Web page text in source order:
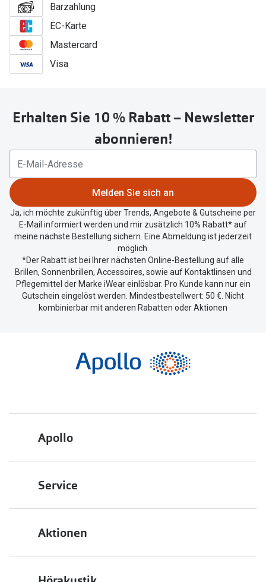
Barzahlung
EC-Karte
Mastercard
Visa
Erhalten Sie 10 % Rabatt – Newsletter
abonnieren!
Melden Sie sich an
Ja, ich möchte zukünftig über Trends, Angebote & Gutscheine per
E-Mail informiert werden und mir zusätzlich 10% Rabatt* auf
meine nächste Bestellung sichern. Eine Abmeldung ist jederzeit
möglich.
*Der Rabatt ist bei Ihrer nächsten Online-Bestellung auf alle
Brillen, Sonnenbrillen, Accessoires, sowie auf Kontaktlinsen und
Pflegemittel der Marke iWear einlösbar. Pro Kunde kann nur ein
Gutschein eingelöst werden. Mindestbestellwert: 50 €. Nicht
kombinierbar mit anderen Rabatten oder Aktionen
Apollo
Job & Karriere
Service
Aktionen